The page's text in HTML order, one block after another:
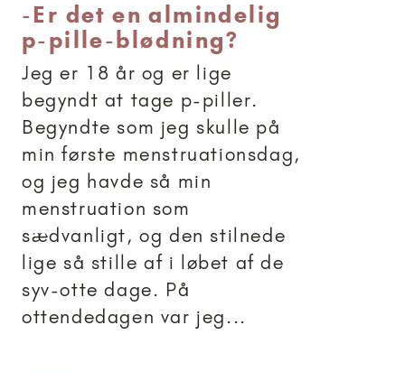
-Er det en almindelig
p-pille-blødning?
Jeg er 18 år og er lige
begyndt at tage p-piller.
Begyndte som jeg skulle på
min første menstruationsdag,
og jeg havde så min
menstruation som
sædvanligt, og den stilnede
lige så stille af i løbet af de
syv-otte dage. På
ottendedagen var jeg...